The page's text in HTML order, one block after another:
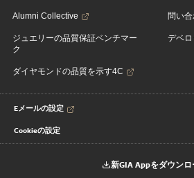
Alumni Collective
ジュエリーの品質保証ベンチマー
ク
ダイヤモンドの品質を示す4C
問い
デベロ
Eメールの設定
Cookieの設定
新GIA Appをダウンロ